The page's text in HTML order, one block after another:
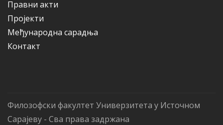
Правни акти
Пројекти
Међународна сарадња
Контакт
Филозофски факултет Универзитета у Источном
Сарајеву - Сва права задржана